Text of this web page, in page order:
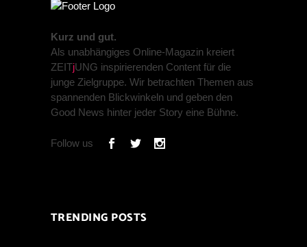
Kurz und gut.
Als unabhängiges Online-Magazin kreiert
ZEITjUNG inspirierenden Content für die
junge Zielgruppe. Wir betrachten Themen aus
spannenden Blickwinkeln und geben den
Good News hinter jeder Story eine Bühne.
Follow us
TRENDING POSTS